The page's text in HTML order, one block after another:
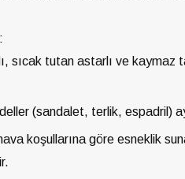
sıcak tutan astarlı ve kaymaz
(sandalet, terlik, espadril)
koşullarına göre esneklik